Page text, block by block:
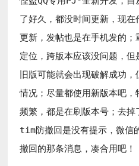
了好久，都没时间更新，现
更新，发帖也是在手机发的
定位，跨版本应该没问题，但
旧版可能就会出现破解成功
情况；尽量都使用新版本吧，
频繁，都是在刷版本号；去掉
tim防撤回是没有提示，微信
撤回的那条消息，凑合用吧！